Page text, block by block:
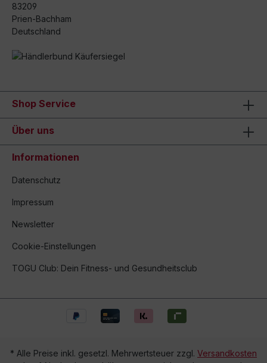
83209
Prien-Bachham
Deutschland
Shop Service
Über uns
Informationen
Datenschutz
Impressum
Newsletter
Cookie-Einstellungen
TOGU Club: Dein Fitness- und Gesundheitsclub
* Alle Preise inkl. gesetzl. Mehrwertsteuer zzgl. Versandkosten